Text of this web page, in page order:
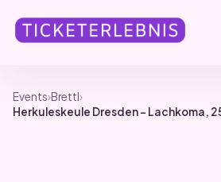
Events›Brettl›
Herkuleskeule Dresden – Lachkoma,